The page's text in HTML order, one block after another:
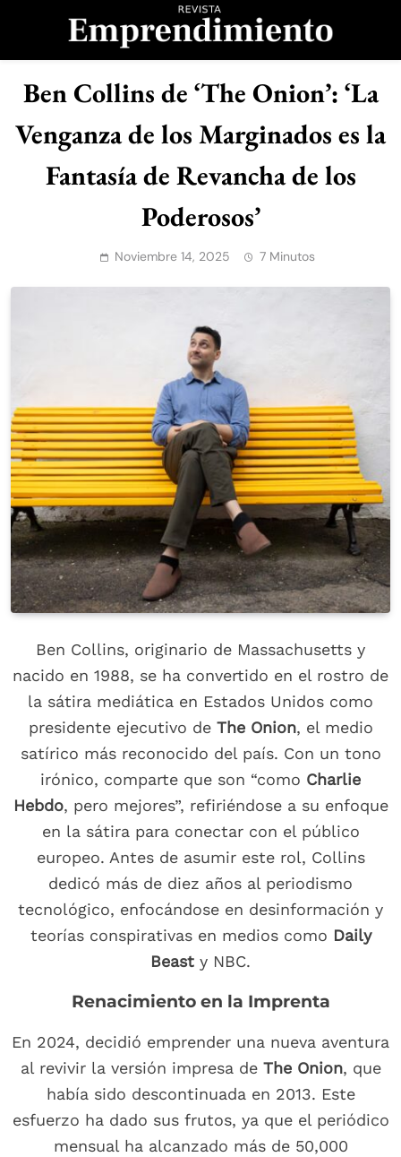
Revista
Emprendimiento
Ben Collins de ‘The Onion’: ‘La
Venganza de los Marginados es la
Fantasía de Revancha de los
Poderosos’
Noviembre 14, 2025 7 Minutos
Ben Collins, originario de Massachusetts y
nacido en 1988, se ha convertido en el rostro de
la sátira mediática en Estados Unidos como
presidente ejecutivo de The Onion, el medio
satírico más reconocido del país. Con un tono
irónico, comparte que son “como Charlie
Hebdo, pero mejores”, refiriéndose a su enfoque
en la sátira para conectar con el público
europeo. Antes de asumir este rol, Collins
dedicó más de diez años al periodismo
tecnológico, enfocándose en desinformación y
teorías conspirativas en medios como Daily
Beast y NBC.
Renacimiento en la Imprenta
En 2024, decidió emprender una nueva aventura
al revivir la versión impresa de The Onion, que
había sido descontinuada en 2013. Este
esfuerzo ha dado sus frutos, ya que el periódico
mensual ha alcanzado más de 50,000